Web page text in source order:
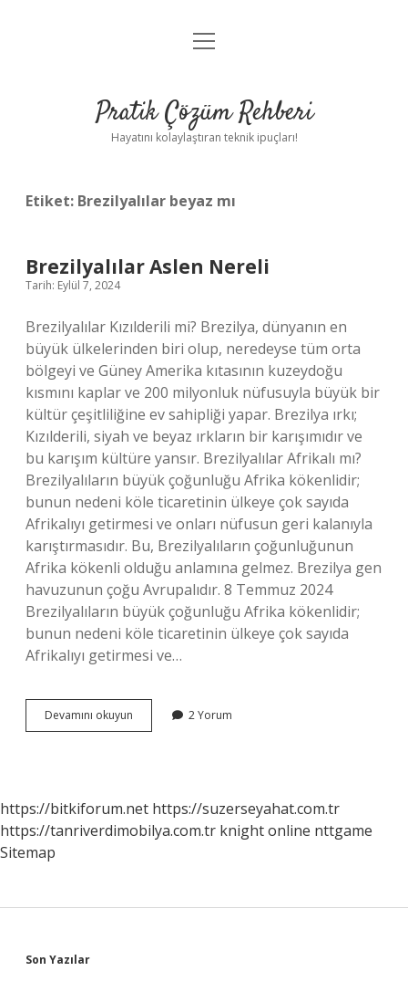
Anasayfa
Yasal Uyarı
menüyü
Pratik Çözüm Rehberi
Hayatını kolaylaştıran teknik ipuçları!
Etiket: Brezilyalılar beyaz mı
Brezilyalılar Aslen Nereli
Tarih: Eylül 7, 2024
Brezilyalılar Kızılderili mi? Brezilya, dünyanın en
büyük ülkelerinden biri olup, neredeyse tüm orta
bölgeyi ve Güney Amerika kıtasının kuzeydoğu
kısmını kaplar ve 200 milyonluk nüfusuyla büyük bir
kültür çeşitliliğine ev sahipliği yapar. Brezilya ırkı;
Kızılderili, siyah ve beyaz ırkların bir karışımıdır ve
bu karışım kültüre yansır. Brezilyalılar Afrikalı mı?
Brezilyalıların büyük çoğunluğu Afrika kökenlidir;
bunun nedeni köle ticaretinin ülkeye çok sayıda
Afrikalıyı getirmesi ve onları nüfusun geri kalanıyla
karıştırmasıdır. Bu, Brezilyalıların çoğunluğunun
Afrika kökenli olduğu anlamına gelmez. Brezilya gen
havuzunun çoğu Avrupalıdır. 8 Temmuz 2024
Brezilyalıların büyük çoğunluğu Afrika kökenlidir;
bunun nedeni köle ticaretinin ülkeye çok sayıda
Afrikalıyı getirmesi ve…
Devamını okuyun Brezilyalılar
Aslen
2 Yorum
https://bitkiforum.net https://suzerseyahat.com.tr
https://tanriverdimobilya.com.tr knight online nttgame
Sitemap
Sidebar
Son Yazılar